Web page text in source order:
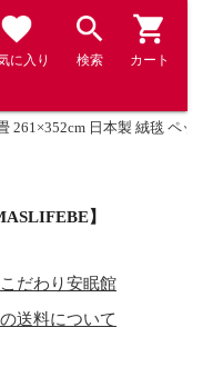
に入り 検索 カート
261×352cm 日本製 絨毯 ペット
】
だわり安眠館
送料について